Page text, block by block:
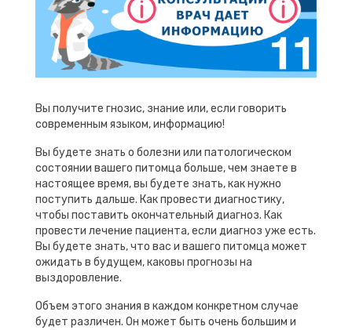
Вы получите гнозис, знание или, если говорить
современным языком, информацию!
Вы будете знать о болезни или патологическом
состоянии вашего питомца больше, чем знаете в
настоящее время, вы будете знать, как нужно
поступить дальше. Как провести диагностику,
чтобы поставить окончательный диагноз. Как
провести лечение пациента, если диагноз уже есть.
Вы будете знать, что вас и вашего питомца может
ожидать в будущем, каковы прогнозы на
выздоровление.
Объем этого знания в каждом конкретном случае
будет различен. Он может быть очень большим и